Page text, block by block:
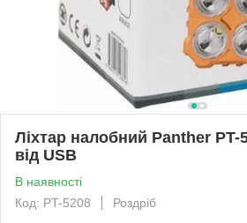
Ліхтар налобний Panther PT-
від USB
В наявності
Код: PT-5208
Роздріб